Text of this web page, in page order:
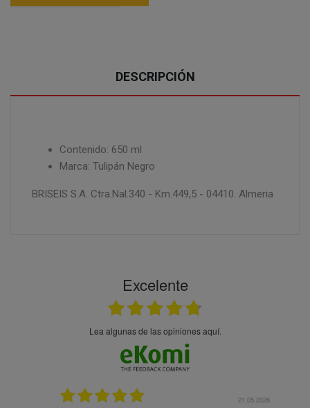
DESCRIPCIÓN
Contenido: 650 ml
Marca: Tulipán Negro
BRISEIS S.A. Ctra.Nal.340 - Km.449,5 - 04410. Almeria
Excelente
Lea algunas de las opiniones aquí.
21.05.2026